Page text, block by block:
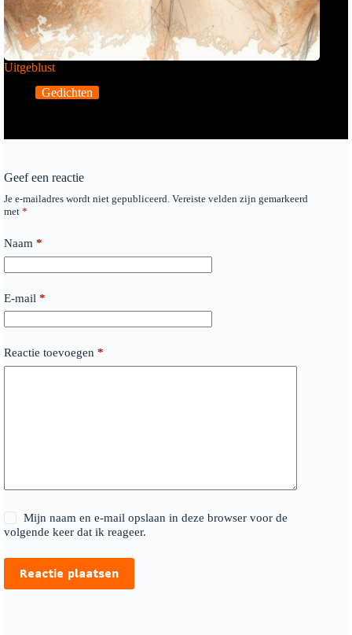
Uitgeblust
Gedichten
Geef een reactie
Je e-mailadres wordt niet gepubliceerd. Vereiste velden zijn gemarkeerd
met *
Naam *
E-mail *
Reactie toevoegen *
Mijn naam en e-mail opslaan in deze browser voor de
volgende keer dat ik reageer.
Reactie plaatsen